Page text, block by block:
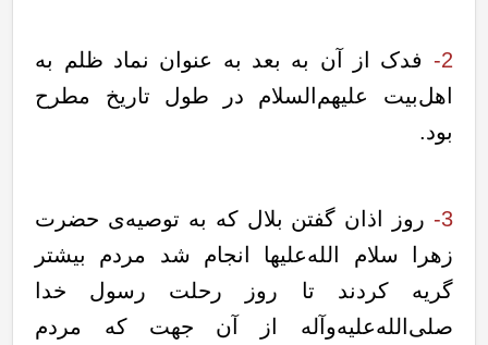
2-
فدک از آن به بعد به عنوان نماد ظلم به
اهل‌‌بیت علیهم‌السلام در طول تاریخ مطرح
بود.
3-
روز اذان گفتن بلال که به توصیه‌ی حضرت
زهرا سلام الله‌علیها انجام شد مردم بیشتر
گریه کردند تا روز رحلت رسول خدا
صلی‌الله‌علیه‌وآله از آن جهت که مردم